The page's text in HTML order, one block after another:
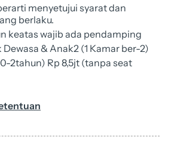
menyetujui syarat dan
berlaku.
keatas wajib ada pendamping
& Anak2 (1 Kamar ber-2)
2tahun) Rp 8,5jt (tanpa seat